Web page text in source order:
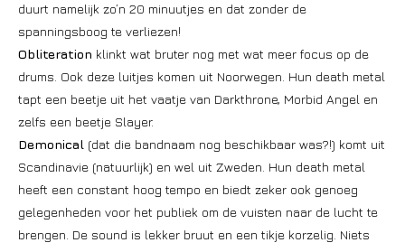
duurt namelijk zo’n 20 minuutjes en dat zonder de
spanningsboog te verliezen!
Obliteration klinkt wat bruter nog met wat meer focus op de
drums. Ook deze luitjes komen uit Noorwegen. Hun death metal
tapt een beetje uit het vaatje van Darkthrone, Morbid Angel en
zelfs een beetje Slayer.
Demonical (dat die bandnaam nog beschikbaar was?!) komt uit
Scandinavie (natuurlijk) en wel uit Zweden. Hun death metal
heeft een constant hoog tempo en biedt zeker ook genoeg
gelegenheden voor het publiek om de vuisten naar de lucht te
brengen. De sound is lekker bruut en een tikje korzelig. Niets